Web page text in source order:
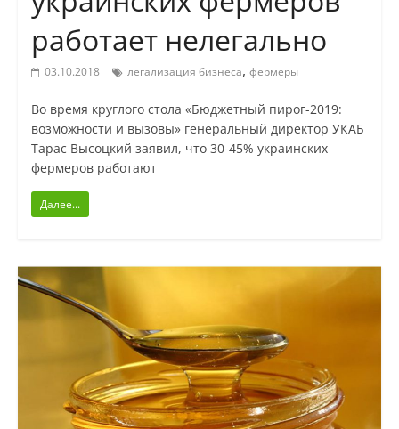
работает нелегально
03.10.2018 легализация бизнеса, фермеры
Во время круглого стола «Бюджетный пирог-2019:
возможности и вызовы» генеральный директор УКАБ
Тарас Высоцкий заявил, что 30-45% украинских
фермеров работают
Далее...